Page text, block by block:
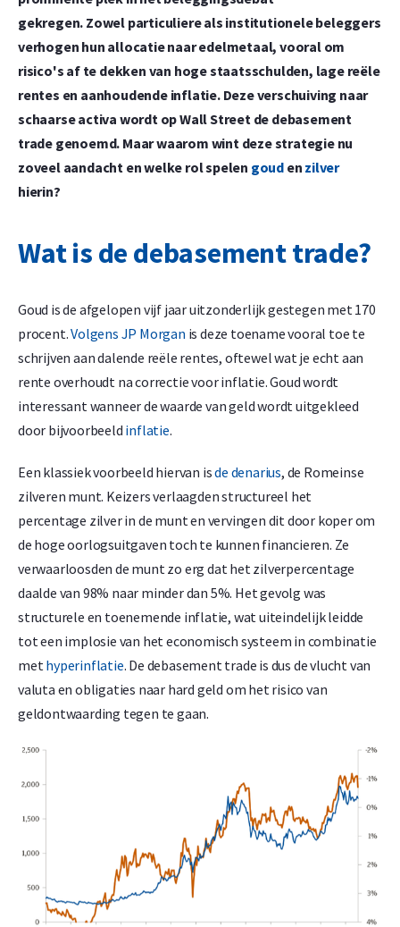
gekregen. Zowel particuliere als institutionele beleggers
verhogen hun allocatie naar edelmetaal, vooral om
risico's af te dekken van hoge staatsschulden, lage reële
rentes en aanhoudende inflatie. Deze verschuiving naar
schaarse activa wordt op Wall Street de debasement
trade genoemd. Maar waarom wint deze strategie nu
zoveel aandacht en welke rol spelen goud en zilver
hierin?
Wat is de debasement trade?
Goud is de afgelopen vijf jaar uitzonderlijk gestegen met 170
procent.Volgens JP Morgan is deze toename vooral toe te
schrijven aan dalende reële rentes, oftewel wat je echt aan
rente overhoudt na correctie voor inflatie. Goud wordt
interessant wanneer de waarde van geld wordt uitgekleed
door bijvoorbeeld inflatie.
Een klassiek voorbeeld hiervan isde denarius, de Romeinse
zilveren munt. Keizers verlaagden structureel het
percentage zilver in de munt en vervingen dit door koper om
de hoge oorlogsuitgaven toch te kunnen financieren. Ze
verwaarloosden de munt zo erg dat het zilverpercentage
daalde van 98% naar minder dan 5%. Het gevolg was
structurele en toenemende inflatie, wat uiteindelijk leidde
tot een implosie van het economisch systeem in combinatie
methyperinflatie. De debasement trade is dus de vlucht van
valuta en obligaties naar hard geld om het risico van
geldontwaarding tegen te gaan.